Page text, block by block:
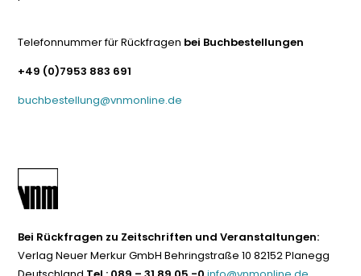
Telefonnummer für Rückfragen bei Buchbestellungen
+49 (0)7953 883 691
buchbestellung@vnmonline.de
Bei Rückfragen zu Zeitschriften und Veranstaltungen:
Verlag Neuer Merkur GmbH Behringstraße 10 82152 Planegg